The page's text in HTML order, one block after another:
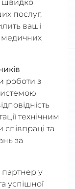
швидко
послуг,
ваші
медичних
роботи з
технічним
та
за
партнер у
успішної